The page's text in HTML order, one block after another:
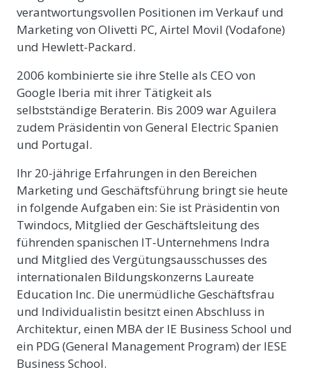
verantwortungsvollen Positionen im Verkauf und
Marketing von Olivetti PC, Airtel Movil (Vodafone)
und Hewlett-Packard.
2006 kombinierte sie ihre Stelle als CEO von
Google Iberia mit ihrer Tätigkeit als
selbstständige Beraterin. Bis 2009 war Aguilera
zudem Präsidentin von General Electric Spanien
und Portugal.
Ihr 20-jährige Erfahrungen in den Bereichen
Marketing und Geschäftsführung bringt sie heute
in folgende Aufgaben ein: Sie ist Präsidentin von
Twindocs, Mitglied der Geschäftsleitung des
führenden spanischen IT-Unternehmens Indra
und Mitglied des Vergütungsausschusses des
internationalen Bildungskonzerns Laureate
Education Inc. Die unermüdliche Geschäftsfrau
und Individualistin besitzt einen Abschluss in
Architektur, einen MBA der IE Business School und
ein PDG (General Management Program) der IESE
Business School.